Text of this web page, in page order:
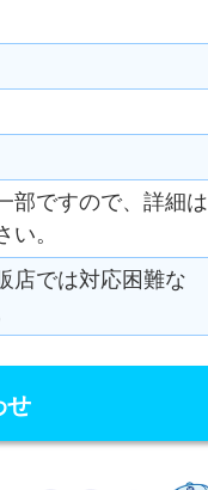
部ですので、詳細は
。
店では対応困難な
せ